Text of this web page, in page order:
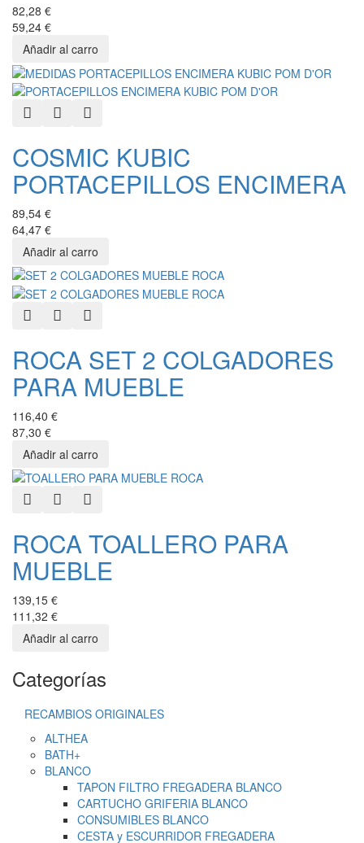
82,28 €
59,24 €
Quick ViewAdd to Wishlist
COSMIC KUBIC
PORTACEPILLOS ENCIMERA
89,54 €
64,47 €
Quick ViewAdd to Wishlist
ROCA SET 2 COLGADORES
PARA MUEBLE
116,40 €
87,30 €
Quick ViewAdd to Wishlist
ROCA TOALLERO PARA
MUEBLE
139,15 €
111,32 €
Categorías
RECAMBIOS ORIGINALES
ALTHEA
BATH+
BLANCO
TAPON FILTRO FREGADERA BLANCO
CARTUCHO GRIFERIA BLANCO
CONSUMIBLES BLANCO
CESTA y ESCURRIDOR FREGADERA